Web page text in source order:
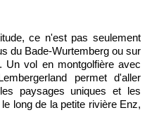
ce n'est pas seulement
du Bade-Wurtemberg ou sur
Un vol en montgolfière avec
permet d'aller
paysages uniques et les
long de la petite rivière Enz,